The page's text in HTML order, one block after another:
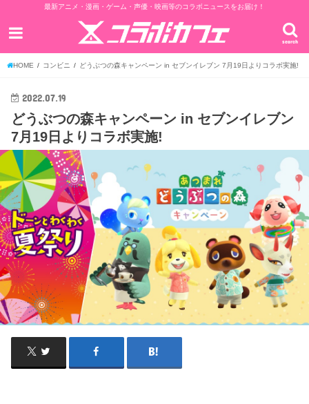
最新アニメ・漫画・ゲーム・声優・映画等のコラボニュースをお届け！
search
HOME コンビニ どうぶつの森キャンペーン in セブンイレブン 7月19日よりコラボ実施!
2022.07.19
どうぶつの森キャンペーン in セブンイレブン
7月19日よりコラボ実施!